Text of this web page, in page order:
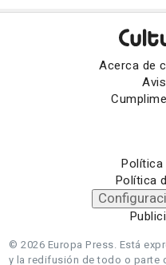
Acerca de
Política
Política
© 2026 Europa Press. Está
y la redifusión de todo o parte